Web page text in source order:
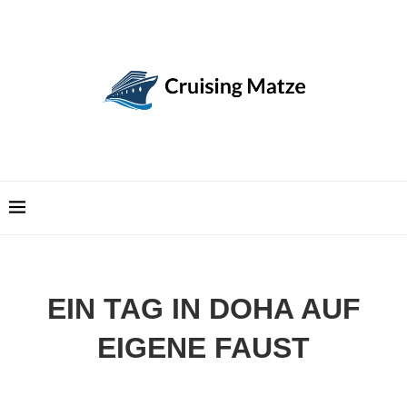
EIN TAG IN DOHA AUF
EIGENE FAUST